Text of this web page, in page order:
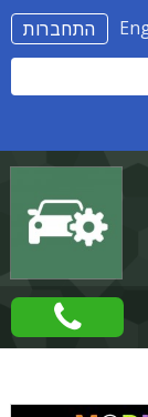
התחברות